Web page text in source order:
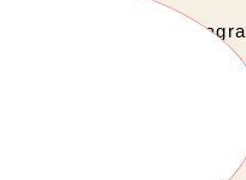
当店の
https://